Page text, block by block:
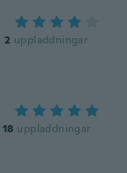
2 uppladdningar
18 uppladdningar